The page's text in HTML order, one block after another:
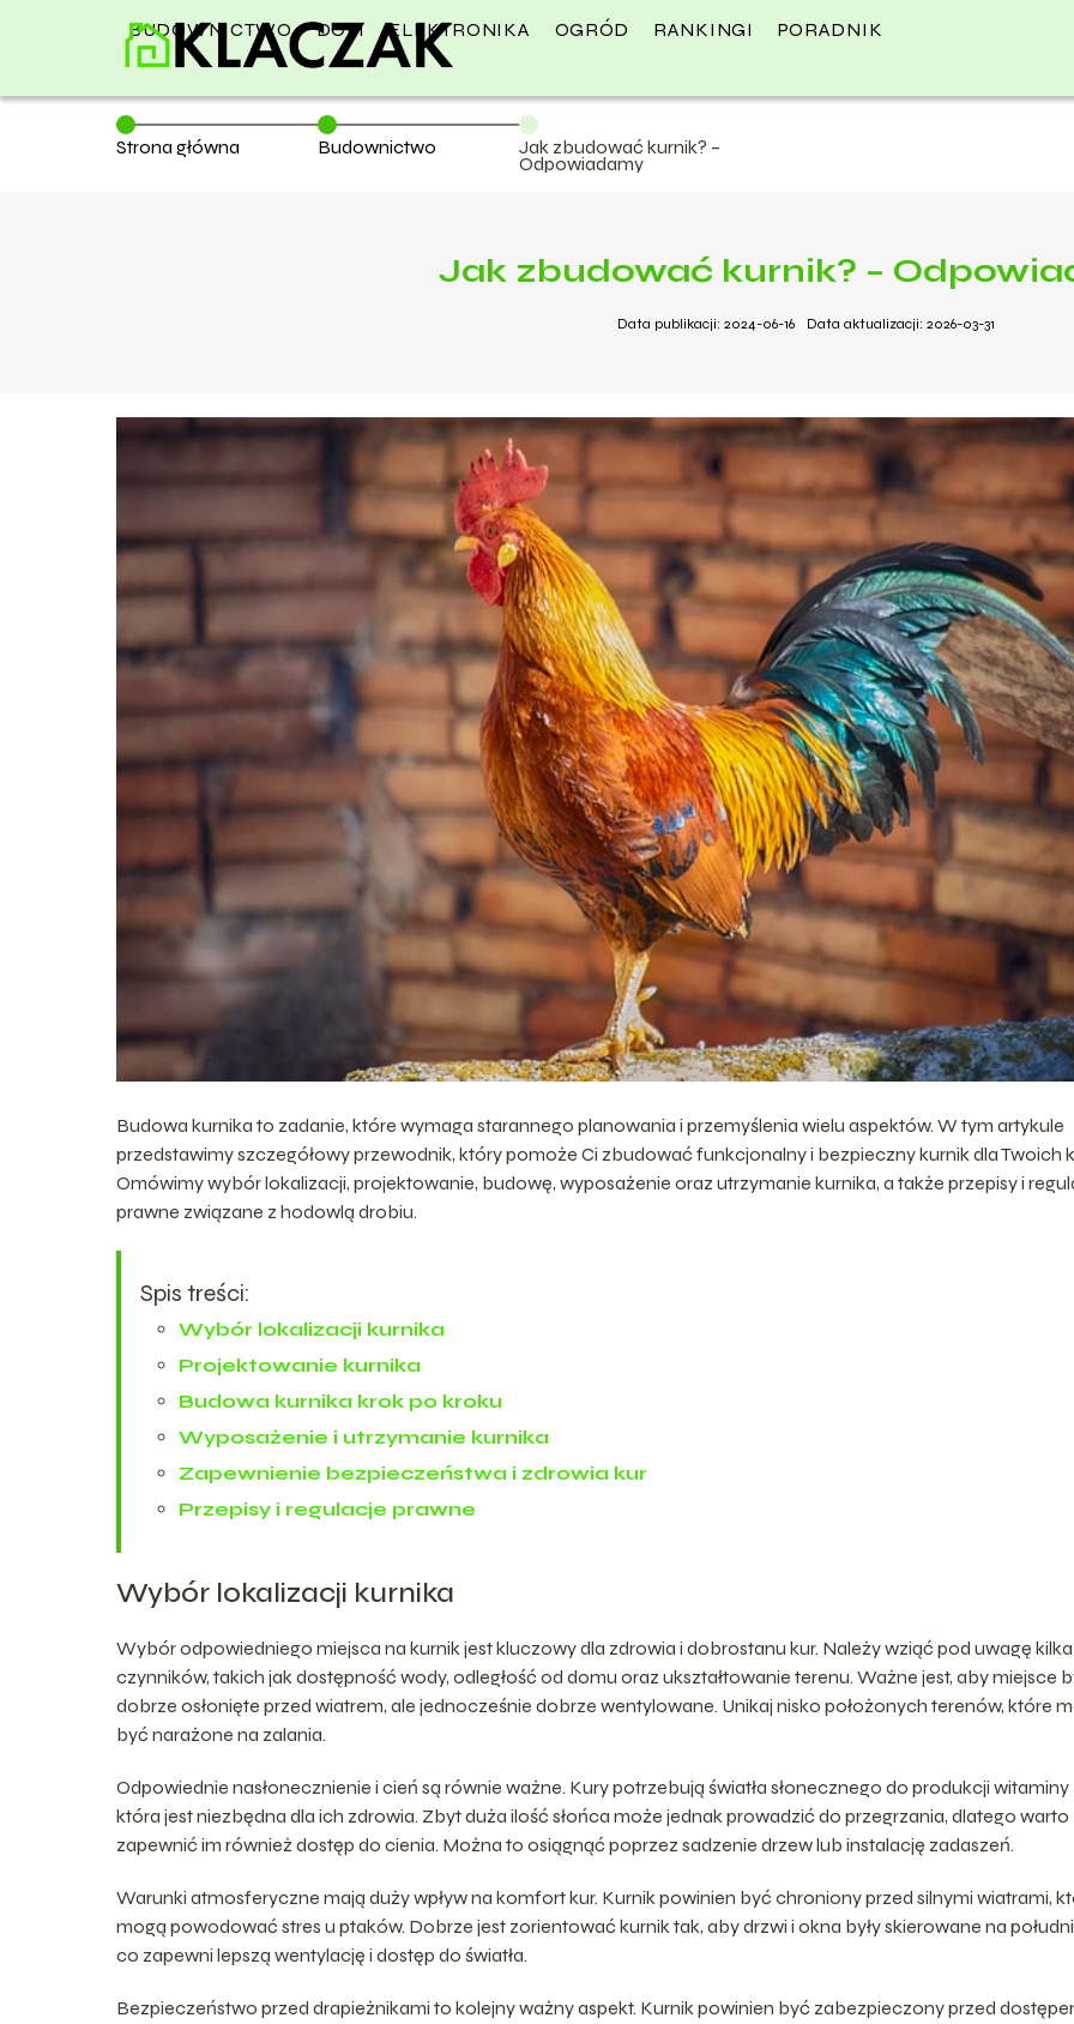
BUDOWNICTWO DOM ELEKTRONIKA OGRÓD RANKINGI PORADNIK
Strona główna Budownictwo Jak zbudować kurnik? –
Odpowiadamy
Jak zbudować kurnik? –
Data publikacji: 2024-06-16 Data aktualizacji: 2026-03-31
Budowa kurnika to zadanie, które wymaga starannego planowania i przemyślenia wielu aspektów. W tym artykule
przedstawimy szczegółowy przewodnik, który pomoże Ci zbudować funkcjonalny i bezpieczny kurnik dla Twoich
Omówimy wybór lokalizacji, projektowanie, budowę, wyposażenie oraz utrzymanie kurnika, a także przepisy i
prawne związane z hodowlą drobiu.
Spis treści:
Wybór lokalizacji kurnika
Projektowanie kurnika
Budowa kurnika krok po kroku
Wyposażenie i utrzymanie kurnika
Zapewnienie bezpieczeństwa i zdrowia kur
Przepisy i regulacje prawne
Wybór lokalizacji kurnika
Wybór odpowiedniego miejsca na kurnik jest kluczowy dla zdrowia i dobrostanu kur. Należy wziąć pod uwagę kilka
czynników, takich jak dostępność wody, odległość od domu oraz ukształtowanie terenu. Ważne jest, aby miejsce
dobrze osłonięte przed wiatrem, ale jednocześnie dobrze wentylowane. Unikaj nisko położonych terenów, które
być narażone na zalania.
Odpowiednie nasłonecznienie i cień są równie ważne. Kury potrzebują światła słonecznego do produkcji witaminy
która jest niezbędna dla ich zdrowia. Zbyt duża ilość słońca może jednak prowadzić do przegrzania, dlatego warto
zapewnić im również dostęp do cienia. Można to osiągnąć poprzez sadzenie drzew lub instalację zadaszeń.
Warunki atmosferyczne mają duży wpływ na komfort kur. Kurnik powinien być chroniony przed silnymi wiatrami,
mogą powodować stres u ptaków. Dobrze jest zorientować kurnik tak, aby drzwi i okna były skierowane na
co zapewni lepszą wentylację i dostęp do światła.
Bezpieczeństwo przed drapieżnikami to kolejny ważny aspekt. Kurnik powinien być zabezpieczony przed